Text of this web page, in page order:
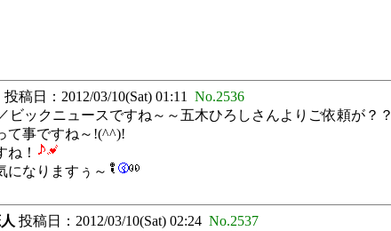
投稿日：2012/03/10(Sat) 01:11 No.2536
ビックニュースですね～～五木ひろしさんよりご依頼が？？
て事ですね～!(^^)!
！
になりますぅ～
投稿日：2012/03/10(Sat) 02:24 No.2537